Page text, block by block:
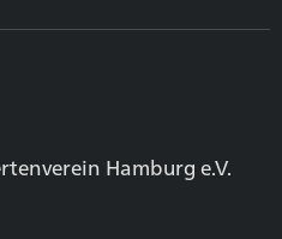
Hamburg e.V.